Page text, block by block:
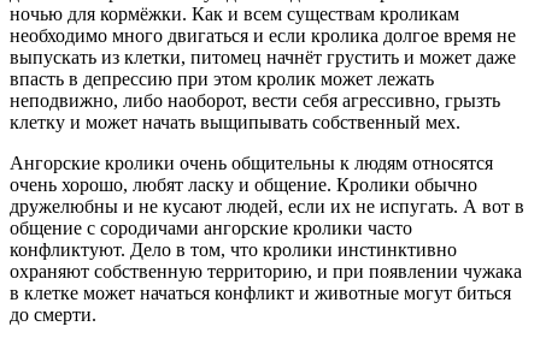
ночью для кормёжки. Как и всем существам кроликам
необходимо много двигаться и если кролика долгое время не
выпускать из клетки, питомец начнёт грустить и может даже
впасть в депрессию при этом кролик может лежать
неподвижно, либо наоборот, вести себя агрессивно, грызть
клетку и может начать выщипывать собственный мех.
Ангорские кролики очень общительны к людям относятся
очень хорошо, любят ласку и общение. Кролики обычно
дружелюбны и не кусают людей, если их не испугать. А вот в
общение с сородичами ангорские кролики часто
конфликтуют. Дело в том, что кролики инстинктивно
охраняют собственную территорию, и при появлении чужака
в клетке может начаться конфликт и животные могут биться
до смерти.